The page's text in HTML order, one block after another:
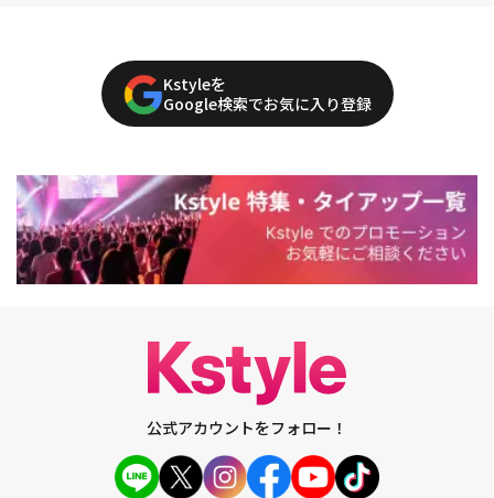
Kstyleを
Google検索でお気に入り登録
公式アカウントをフォロー！